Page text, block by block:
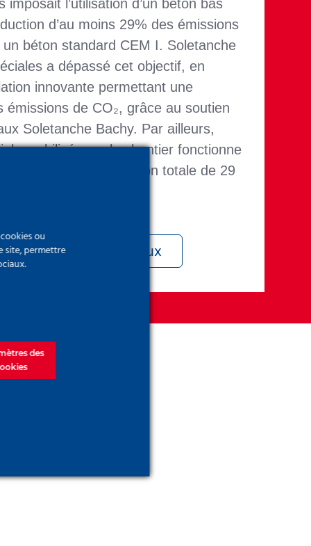
l’utilisation d’un béton bas
d’au moins 29% des émissions
béton standard CEM I. Soletanche
a dépassé cet objectif, en
innovante permettant une
émissions de CO₂, grâce au soutien
Soletanche Bachy. Par ailleurs,
mobilisés sur le chantier fonctionne
avec une consommation totale de 29
environnementaux
ou
site, permettre
des